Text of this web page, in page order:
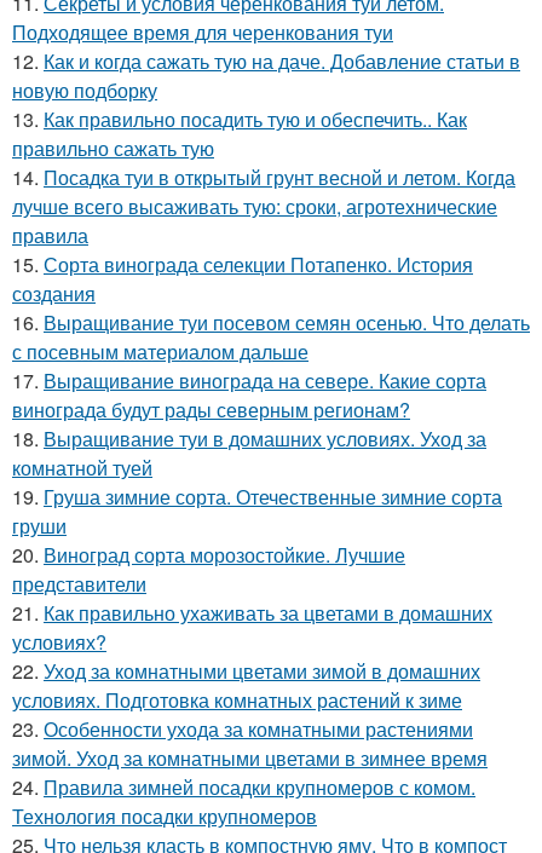
Подходящее время для черенкования туи
12. Как и когда сажать тую на даче. Добавление статьи в
новую подборку
13. Как правильно посадить тую и обеспечить.. Как
правильно сажать тую
14. Посадка туи в открытый грунт весной и летом. Когда
лучше всего высаживать тую: сроки, агротехнические
правила
15. Сорта винограда селекции Потапенко. История
создания
16. Выращивание туи посевом семян осенью. Что делать
с посевным материалом дальше
17. Выращивание винограда на севере. Какие сорта
винограда будут рады северным регионам?
18. Выращивание туи в домашних условиях. Уход за
комнатной туей
19. Груша зимние сорта. Отечественные зимние сорта
груши
20. Виноград сорта морозостойкие. Лучшие
представители
21. Как правильно ухаживать за цветами в домашних
условиях?
22. Уход за комнатными цветами зимой в домашних
условиях. Подготовка комнатных растений к зиме
23. Особенности ухода за комнатными растениями
зимой. Уход за комнатными цветами в зимнее время
24. Правила зимней посадки крупномеров с комом.
Технология посадки крупномеров
25. Что нельзя класть в компостную яму. Что в компост